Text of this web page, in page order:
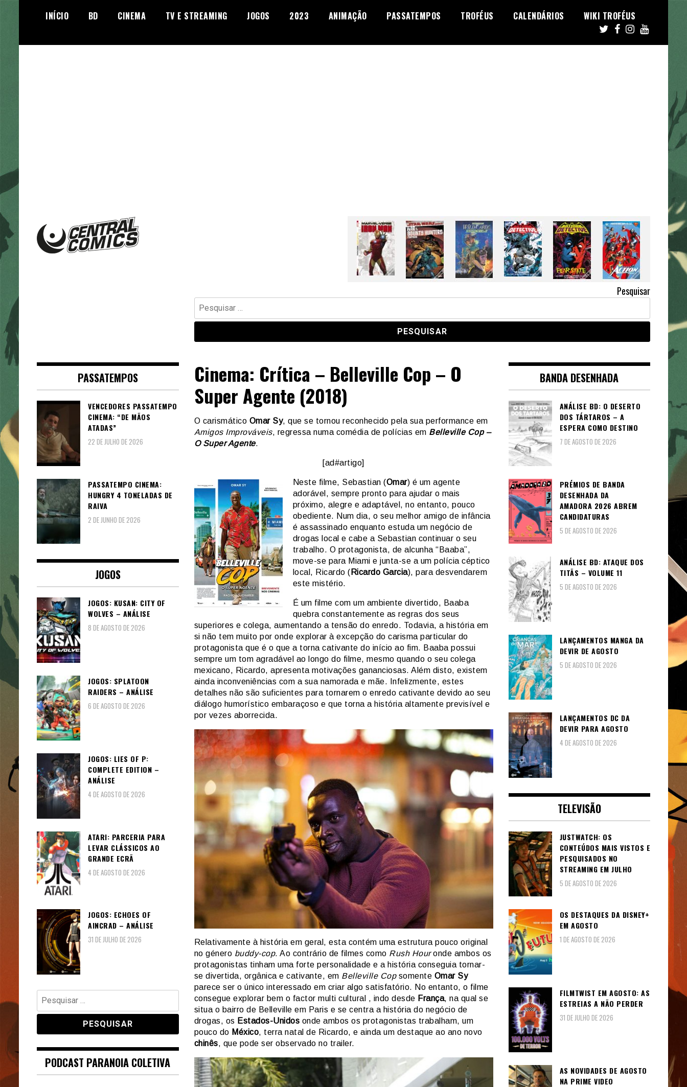
INÍCIO BD CINEMA TV E STREAMING JOGOS 2023 ANIMAÇÃO PASSATEMPOS TROFÉUS CALENDÁRIOS WIKI TROFÉUS
Pesquisar
Pesquisar
por:
Cinema: Crítica – Belleville Cop – O
Super Agente (2018)
O carismático Omar Sy, que se tornou reconhecido pela sua performance em
Amigos Improváveis, regressa numa comédia de polícias em Belleville Cop –
O Super Agente.
[ad#artigo]
Neste filme, Sebastian (Omar) é um agente
adorável, sempre pronto para ajudar o mais
próximo, alegre e adaptável, no entanto, pouco
obediente. Num dia, o seu melhor amigo de infância
é assassinado enquanto estuda um negócio de
drogas local e cabe a Sebastian continuar o seu
trabalho. O protagonista, de alcunha “Baaba”,
move-se para Miami e junta-se a um polícia céptico
local, Ricardo ( Ricardo Garcia), para desvendarem
este mistério.
É um filme com um ambiente divertido, Baaba
quebra constantemente as regras dos seus
superiores e colega, aumentando a tensão do enredo. Todavia, a história em
si não tem muito por onde explorar à excepção do carisma particular do
protagonista que é o que a torna cativante do início ao fim. Baaba possui
sempre um tom agradável ao longo do filme, mesmo quando o seu colega
mexicano, Ricardo, apresenta motivações gananciosas. Além disto, existem
ainda inconveniências com a sua namorada e mãe. Infelizmente, estes
detalhes não são suficientes para tornarem o enredo cativante devido ao seu
diálogo humorístico embaraçoso e que torna a história altamente previsível e
por vezes aborrecida.
Relativamente à história em geral, esta contém uma estrutura pouco original
no género buddy-cop. Ao contrário de filmes como Rush Houronde ambos os
protagonistas tinham uma forte personalidade e a história conseguia tornar-
se divertida, orgânica e cativante, em Belleville Copsomente Omar Sy
parece ser o único interessado em criar algo satisfatório. No entanto, o filme
consegue explorar bem o factor multi cultural , indo desde França, na qual se
situa o bairro de Belleville em Paris e se centra a história do negócio de
drogas, os Estados-Unidos onde ambos os protagonistas trabalham, um
pouco do México, terra natal de Ricardo, e ainda um destaque ao ano novo
chinês, que pode ser observado no trailer.
PASSATEMPOS
VENCEDORES PASSATEMPO
CINEMA: “DE MÃOS
ATADAS”
22 DE JULHO DE 2026
PASSATEMPO CINEMA:
HUNGRY 4 TONELADAS DE
RAIVA
2 DE JUNHO DE 2026
JOGOS
JOGOS: KUSAN: CITY OF
WOLVES – ANÁLISE
8 DE AGOSTO DE 2026
JOGOS: SPLATOON
RAIDERS – ANÁLISE
6 DE AGOSTO DE 2026
JOGOS: LIES OF P:
COMPLETE EDITION –
ANÁLISE
4 DE AGOSTO DE 2026
ATARI: PARCERIA PARA
LEVAR CLÁSSICOS AO
GRANDE ECRÃ
4 DE AGOSTO DE 2026
JOGOS: ECHOES OF
AINCRAD – ANÁLISE
31 DE JULHO DE 2026
Pesquisar
por:
PODCAST PARANOIA COLETIVA
BANDA DESENHADA
ANÁLISE BD: O DESERTO
DOS TÁRTAROS – A
ESPERA COMO DESTINO
7 DE AGOSTO DE 2026
PRÉMIOS DE BANDA
DESENHADA DA
AMADORA 2026 ABREM
CANDIDATURAS
5 DE AGOSTO DE 2026
ANÁLISE BD: ATAQUE DOS
TITÃS – VOLUME 11
5 DE AGOSTO DE 2026
LANÇAMENTOS MANGA DA
DEVIR DE AGOSTO
5 DE AGOSTO DE 2026
LANÇAMENTOS DC DA
DEVIR PARA AGOSTO
4 DE AGOSTO DE 2026
TELEVISÃO
JUSTWATCH: OS
CONTEÚDOS MAIS VISTOS E
PESQUISADOS NO
STREAMING EM JULHO
5 DE AGOSTO DE 2026
OS DESTAQUES DA DISNEY+
EM AGOSTO
1 DE AGOSTO DE 2026
FILMTWIST EM AGOSTO: AS
ESTREIAS A NÃO PERDER
31 DE JULHO DE 2026
AS NOVIDADES DE AGOSTO
NA PRIME VIDEO